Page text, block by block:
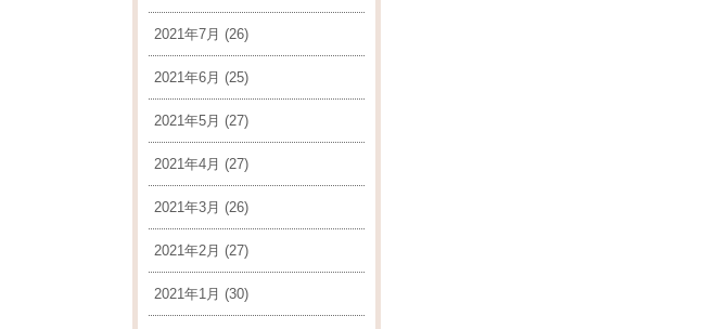
2021年7月 (26)
2021年6月 (25)
2021年5月 (27)
2021年4月 (27)
2021年3月 (26)
2021年2月 (27)
2021年1月 (30)